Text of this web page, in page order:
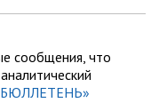
сообщения, что